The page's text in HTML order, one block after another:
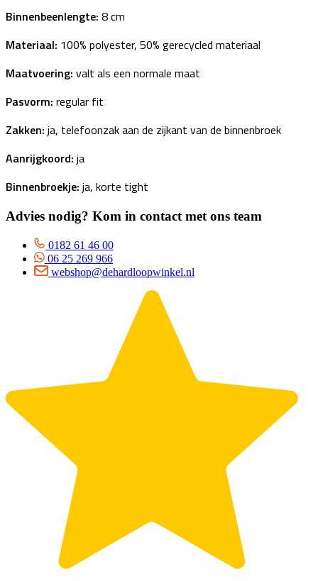
Binnenbeenlengte: 8 cm
Materiaal: 100% polyester, 50% gerecycled materiaal
Maatvoering: valt als een normale maat
Pasvorm: regular fit
Zakken: ja, telefoonzak aan de zijkant van de binnenbroek
Aanrijgkoord: ja
Binnenbroekje: ja, korte tight
Advies nodig? Kom in contact met ons team
0182 61 46 00
06 25 269 966
webshop@dehardloopwinkel.nl